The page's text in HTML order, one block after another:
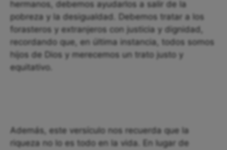
hermanos, debemos ayudarlos a salir de la
pobreza y la desigualdad. Debemos tratar a los
forasteros y extranjeros con justicia y dignidad,
recordando que, en última instancia, todos somos
hijos de Dios y merecemos un trato justo y
equitativo.
Además, este versículo nos recuerda que la
riqueza no lo es todo en la vida. En lugar de